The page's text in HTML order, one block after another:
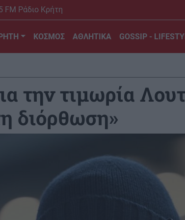
FM Ράδιο Κρήτη
ΚΟΣΜΟΣ ΑΘΛΗΤΙΚΑ GOSSIP -
την τιμωρία
διόρθωση»